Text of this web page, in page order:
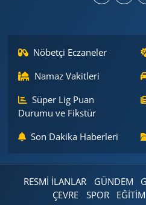
Nöbetçi Eczaneler
Namaz Vakitleri
Süper Lig Puan
Durumu ve Fikstür
Son Dakika Haberleri
RESMİ İLANLAR GÜNDEM
ÇEVRE
SPOR EĞİTİM